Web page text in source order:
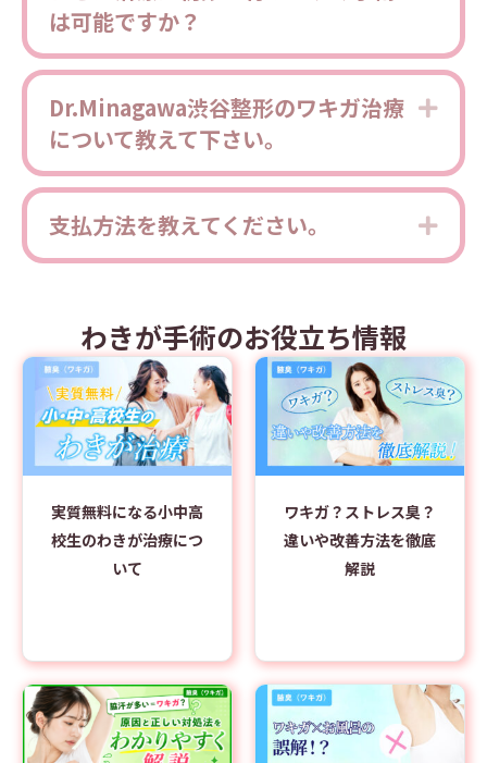
は可能ですか？
Dr.Minagawa渋谷整形のワキガ治療
について教えて下さい。
支払方法を教えてください。
わきが手術のお役立ち情報
実質無料になる小中高
校生のわきが治療につ
いて
ワキガ？ストレス臭？
違いや改善方法を徹底
解説